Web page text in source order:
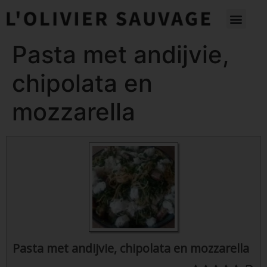
Pasta met andijvie,
chipolata en
mozzarella
Pasta met andijvie, chipolata en mozzarella